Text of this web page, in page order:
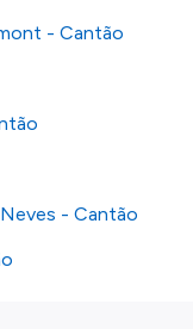
- Cantão
- Cantão